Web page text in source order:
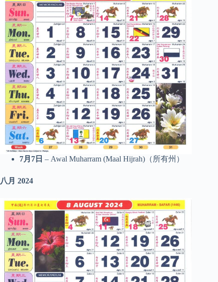
7月7日 – Awal Muharram (Maal Hijrah)（所有州）
八月 2024